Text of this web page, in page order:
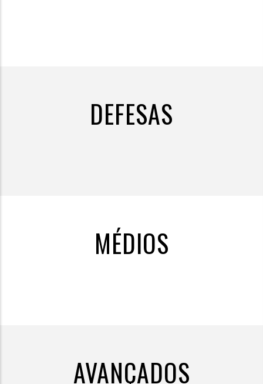
DEFESAS
MÉDIOS
AVANÇADOS